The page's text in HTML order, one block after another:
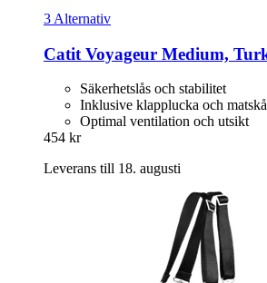
3 Alternativ
Catit Voyageur Medium,
Säkerhetslås och stabilitet
Inklusive klapplucka och
Optimal ventilation och utsikt
454 kr
Leverans till 18. augusti